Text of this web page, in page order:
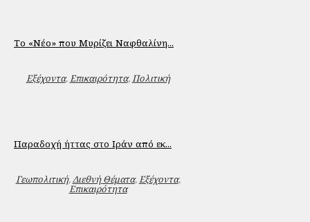
Το «Νέο» που Μυρίζει Ναφθαλίνη...
Εξέχοντα,Επικαιρότητα,Πολιτική
Παραδοχή ήττας στο Ιράν από εκ...
Γεωπολιτική,Διεθνή Θέματα,Εξέχοντα,
Επικαιρότητα